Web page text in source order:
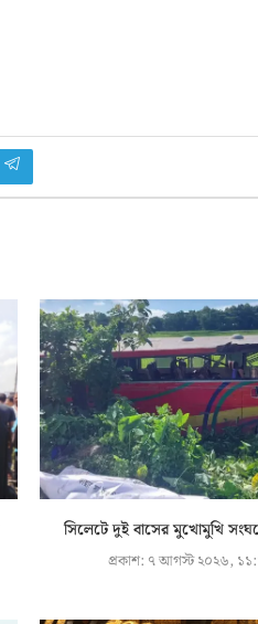
সিলেটে দুই বাসের মুখোমুখি
প্রকাশ: ৭ আগস্ট ২০২৬,